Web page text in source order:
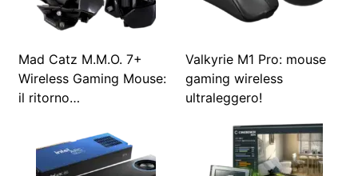
Mad Catz M.M.O. 7+
Wireless Gaming Mouse:
il ritorno…
Valkyrie M1 Pro: mouse
gaming wireless
ultraleggero!